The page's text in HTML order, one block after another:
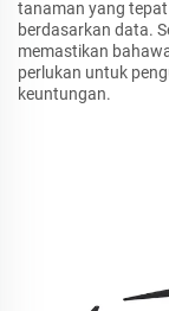
tanaman yang
berdasarkan data.
memastikan
perlukan untuk
keuntungan.